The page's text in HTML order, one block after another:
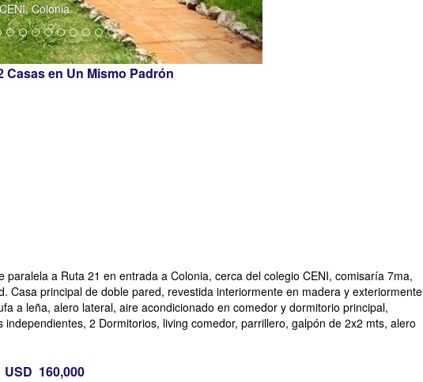
Colonia
Casas en Un Mismo Padrón
a Ruta 21 en entrada a Colonia, cerca del colegio CENI, comisaría 7ma,
Casa principal de doble pared, revestida interiormente en madera y exteriormente
a leña, alero lateral, aire acondicionado en comedor y dormitorio principal,
2 Dormitorios, living comedor, parrillero, galpón de 2x2 mts, alero
USD 160,000